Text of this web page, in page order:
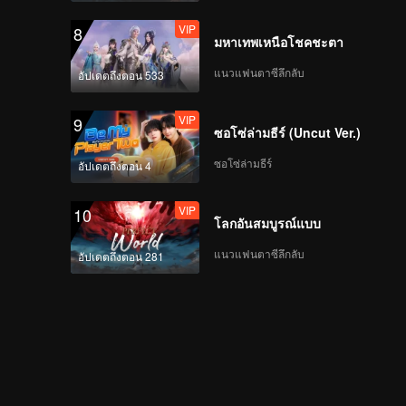
8
อัปเดตถึงตอน 533
VIP
มหาเทพเหนือโชคชะตา
แนวแฟนตาซีลึกลับ
9
อัปเดตถึงตอน 4
VIP
ซอโซ่ล่ามธีร์ (Uncut Ver.)
ซอโซ่ล่ามธีร์
10
อัปเดตถึงตอน 281
VIP
โลกอันสมบูรณ์แบบ
แนวแฟนตาซีลึกลับ